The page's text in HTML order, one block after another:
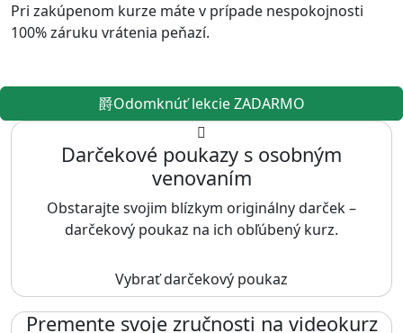
Pri zakúpenom kurze máte v prípade nespokojnosti
100% záruku vrátenia peňazí.
Odomknúť lekcie ZADARMO
Darčekové poukazy s osobným
venovaním
Obstarajte svojim blízkym originálny darček –
darčekový poukaz na ich obľúbený kurz.
Vybrať darčekový poukaz
Premente svoje zručnosti na videokurz